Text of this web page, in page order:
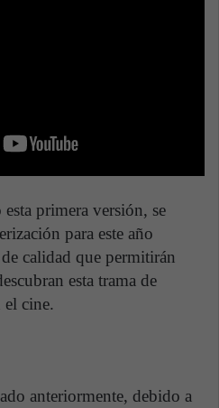
primera versión, se
para este año
calidad que permitirán
esta trama de
el cine.
anteriormente, debido a